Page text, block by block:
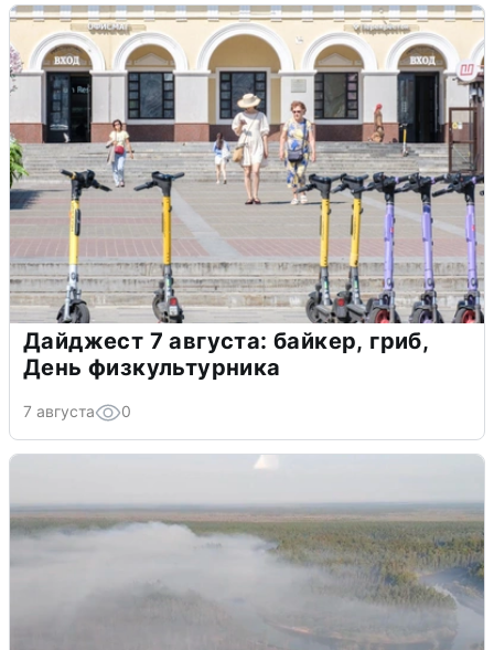
Дайджест 7 августа: байкер, гриб,
День физкультурника
7 августа 0